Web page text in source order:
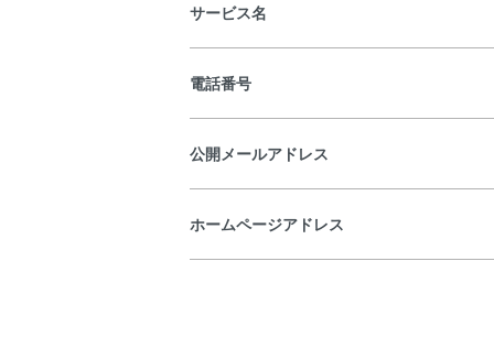
サービス名
電話番号
公開メールアドレス
ホームページアドレス